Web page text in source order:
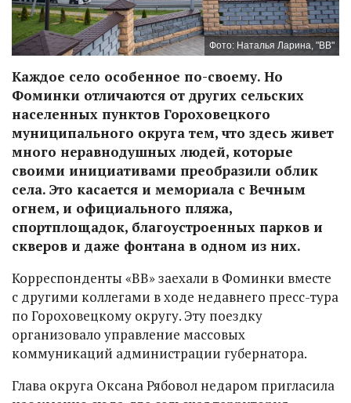
Фото: Наталья Ларина, "ВВ"
Каждое село особенное по-своему. Но
Фоминки отличаются от других сельских
населенных пунктов Гороховецкого
муниципального округа тем, что здесь живет
много неравнодушных людей, которые
своими инициативами преобразили облик
села. Это касается и мемориала с Вечным
огнем, и официального пляжа,
спортплощадок, благоустроенных парков и
скверов и даже фонтана в одном из них.
Корреспонденты «ВВ» заехали в Фоминки вместе
с другими коллегами в ходе недавнего пресс-тура
по Гороховецкому округу. Эту поездку
организовало управление массовых
коммуникаций администрации губернатора.
Глава округа Оксана Рябовол недаром пригласила